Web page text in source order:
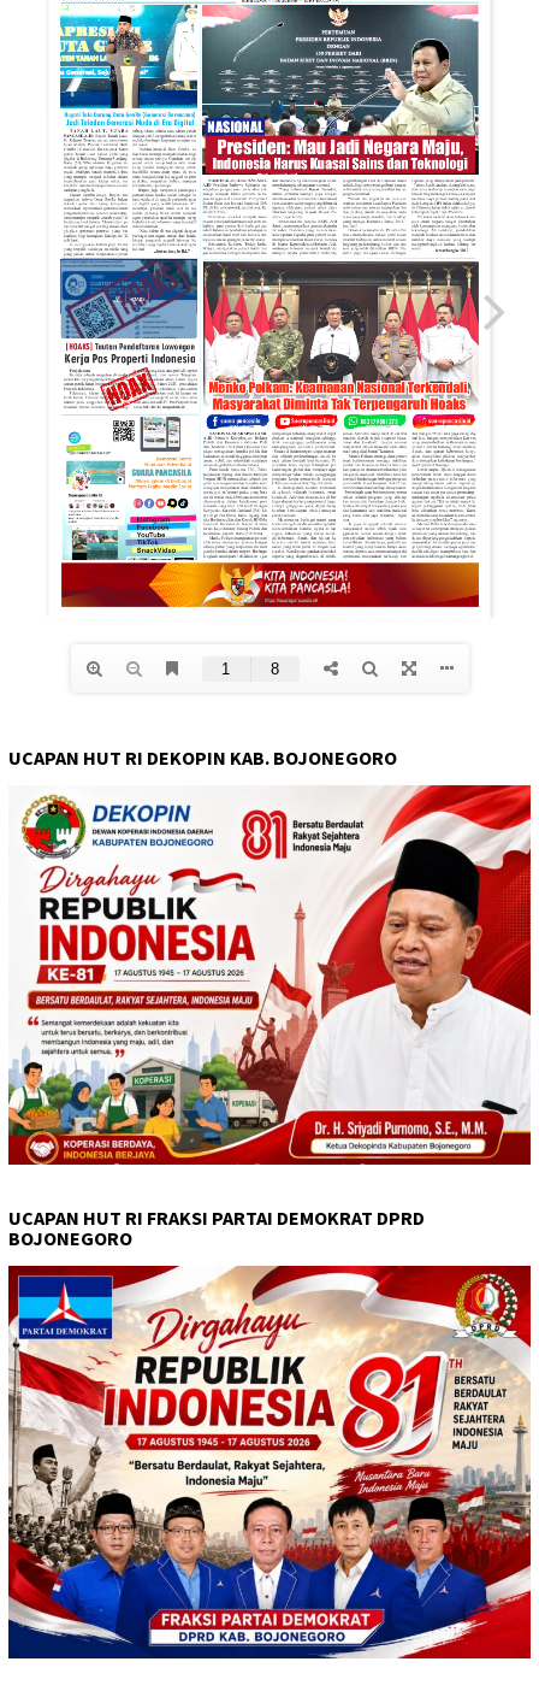
UCAPAN HUT RI DEKOPIN KAB. BOJONEGORO
UCAPAN HUT RI FRAKSI PARTAI DEMOKRAT DPRD
BOJONEGORO